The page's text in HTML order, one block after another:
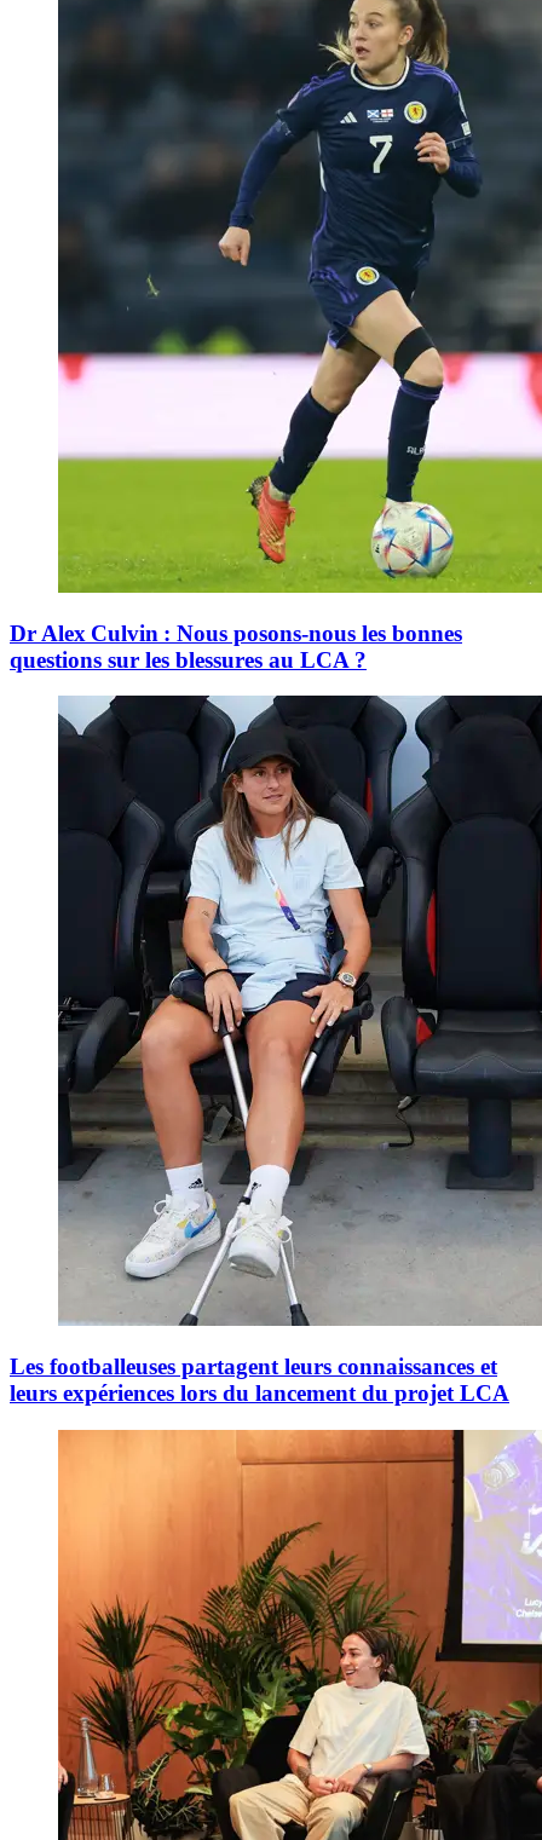
Dr Alex Culvin : Nous posons-nous les bonnes
questions sur les blessures au LCA ?
Les footballeuses partagent leurs connaissances et
leurs expériences lors du lancement du projet LCA